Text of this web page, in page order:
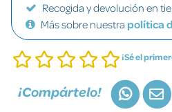
Recogida y devolución en
Más sobre nuestra política
¡Sé el
¡Compártelo!